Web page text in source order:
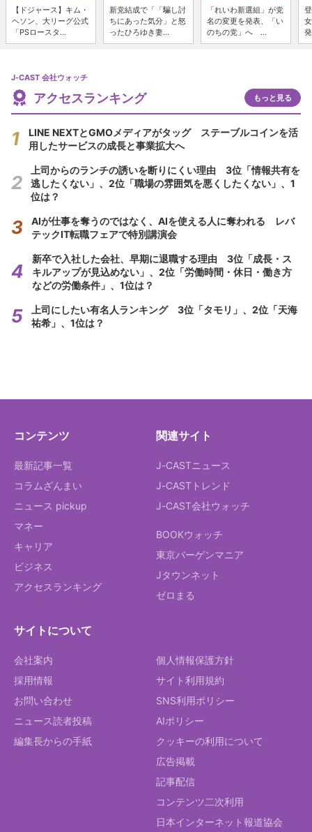
【ドジャース】キム・
ヘソン、大リーグ公式
「PSロースタ...
新党結成で「「騙し討
ちにあった気分」と怒
ったひろゆき妻...
「れいわ新選組」が党
名の変更を発表、「い
のちの党」へ ...
J-CAST 会社ウォッチ
アクセスランキング もっと見る
LINE NEXTとGMOメディアがタッグ ステーブルコインを活
用したサービスの成長と事業拡大へ
上司からのランチの誘いを断りにくい理由 3位「情報共有を
逃したくない」、2位「職場の雰囲気を悪くしたくない」、1
位は？
AIが仕事を奪うのではなく、AIを使える人に奪われる レバ
テックIT転職フェアで特別講演会
新卒で入社した会社、早期に退職する理由 3位「成長・ス
キルアップが見込めない」、2位「労働時間・休日・働き方
などの労働条件」、1位は？
上司にしたい有名人ランキング 3位「タモリ」、2位「天海
祐希」、1位は？
コンテンツ
最新記事一覧
コラムざんまい
ニュース pickup
マネー
キャリア
ビジネス
アクセスランキング
関連サイト
J-CASTニュース
J-CASTトレンド
J-CAST会社ウォッチ
BOOKウォッチ
東京バーゲンマニア
Jタウンネット
ゼロまる
サイトについて
会社案内
採用情報
お問い合わせ
ニュース読者投稿
編集長からの手紙
個人情報保護方針
サイト利用規約
SNS利用ポリシー
AIポリシー
クッキーの利用について
広告掲載
記事配信
コンテンツ二次利用
日本インターネット報道協会